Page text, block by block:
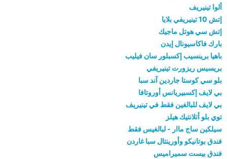
ألوا تينيريف
إتش 10 تينيريفي بلايا
إتش سي هوتل ماجيك
بارك فاكاسيونال إيدن
باهيا برينسيب إكسبلور سان فيليب
بريسيس ريزورت تينيريفي
بلو سي كوستا جاردين آند سبا
بي لايف إكسبيريانس أوروتافا
بي لايف للبالغين فقط في تينيريف
توي بلو أتلانتيك هيلز
سيلكين ساج ماار - لبالغيس فقط
فندق بوتانيكو وأورينتال سبا غاردن
فندق بيست سميراميس